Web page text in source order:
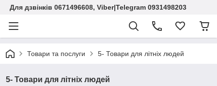
Для дзвінків 0671496608, Viber|Telegram 0931498203
Товари та послуги 5- Товари для літніх людей
5- Товари для літніх людей